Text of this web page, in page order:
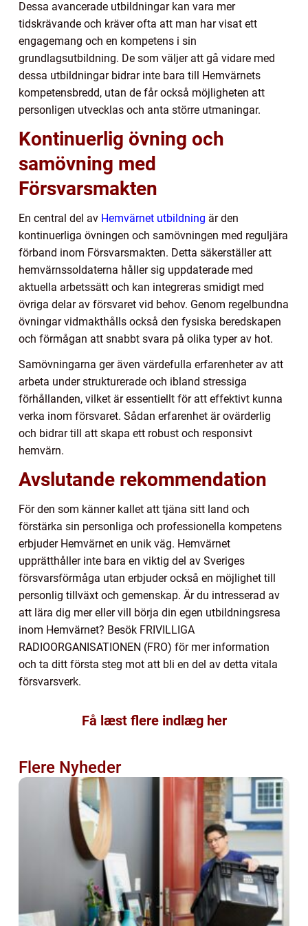
Dessa avancerade utbildningar kan vara mer
tidskrävande och kräver ofta att man har visat ett
engagemang och en kompetens i sin
grundlagsutbildning. De som väljer att gå vidare med
dessa utbildningar bidrar inte bara till Hemvärnets
kompetensbredd, utan de får också möjligheten att
personligen utvecklas och anta större utmaningar.
Kontinuerlig övning och
samövning med
Försvarsmakten
En central del av Hemvärnet utbildning är den
kontinuerliga övningen och samövningen med reguljära
förband inom Försvarsmakten. Detta säkerställer att
hemvärnssoldaterna håller sig uppdaterade med
aktuella arbetssätt och kan integreras smidigt med
övriga delar av försvaret vid behov. Genom regelbundna
övningar vidmakthålls också den fysiska beredskapen
och förmågan att snabbt svara på olika typer av hot.
Samövningarna ger även värdefulla erfarenheter av att
arbeta under strukturerade och ibland stressiga
förhållanden, vilket är essentiellt för att effektivt kunna
verka inom försvaret. Sådan erfarenhet är ovärderlig
och bidrar till att skapa ett robust och responsivt
hemvärn.
Avslutande rekommendation
För den som känner kallet att tjäna sitt land och
förstärka sin personliga och professionella kompetens
erbjuder Hemvärnet en unik väg. Hemvärnet
upprätthåller inte bara en viktig del av Sveriges
försvarsförmåga utan erbjuder också en möjlighet till
personlig tillväxt och gemenskap. Är du intresserad av
att lära dig mer eller vill börja din egen utbildningsresa
inom Hemvärnet? Besök FRIVILLIGA
RADIOORGANISATIONEN (FRO) för mer information
och ta ditt första steg mot att bli en del av detta vitala
försvarsverk.
Få læst flere indlæg her
Flere Nyheder